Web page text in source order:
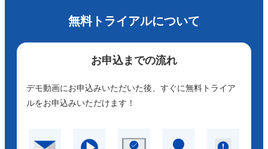
無料トライアルについて
お申込までの流れ
デモ動画にお申込みいただいた後、すぐに無料トライア
ルをお申込みいただけます！